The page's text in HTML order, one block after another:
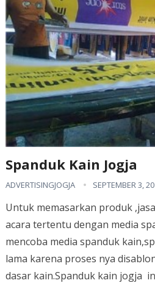
Spanduk Kain Jogja
ADVERTISINGJOGJA SEPTEMBER 3,
Untuk memasarkan produk
acara tertentu dengan media
mencoba media spanduk
lama karena proses nya
dasar kain.Spanduk kain jogja